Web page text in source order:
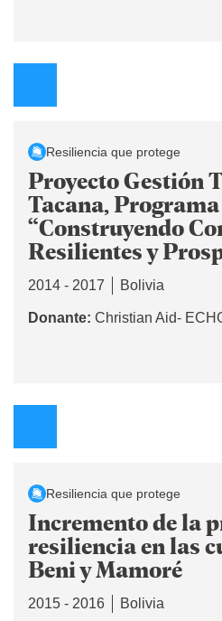
Resiliencia que protege
Proyecto Gestión
Tacana,
“Construyendo
Resilientes y
2014 - 2017 Bolivia
Donante: Christian Aid-
Resiliencia que protege
Incremento de la
resiliencia en las
Beni y Mamoré
2015 - 2016 Bolivia